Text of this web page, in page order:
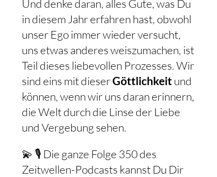
Und denke daran, alles Gute, was Du
in diesem Jahr erfahren hast, obwohl
unser Ego immer wieder versucht,
uns etwas anderes weiszumachen, ist
Teil dieses liebevollen Prozesses. Wir
sind eins mit dieserGöttlichkeitund
können, wenn wir uns daran erinnern,
die Welt durch die Linse der Liebe
und Vergebung sehen.
💫 🎙️ Die ganze Folge 350 des
Zeitwellen-Podcasts kannst Du Dir